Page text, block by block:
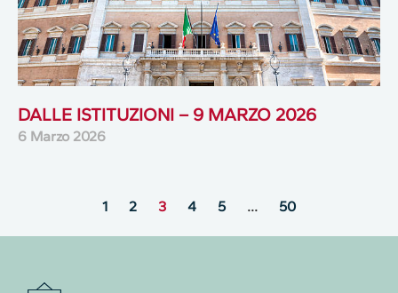
DALLE ISTITUZIONI – 9 MARZO 2026
6 Marzo 2026
1 2 3 4 5 … 50